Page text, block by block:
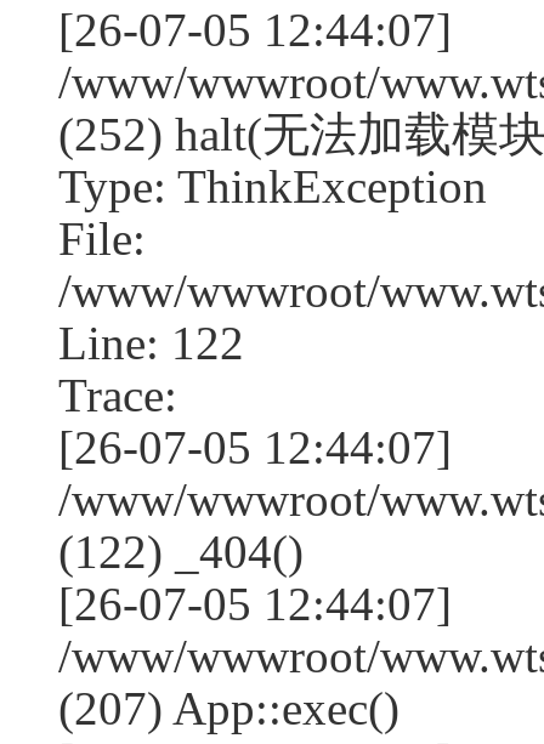
[26-07-05 12:44:07]
/www/wwwroot/
(252) halt(无法加载模
Type: ThinkException
File:
/www/wwwroot/
Line: 122
Trace:
[26-07-05 12:44:07]
/www/wwwroot/
(122) _404()
[26-07-05 12:44:07]
/www/wwwroot/
(207) App::exec()